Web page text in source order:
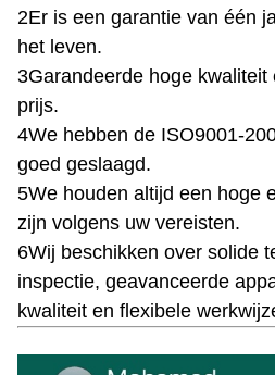
2Er is een garantie van één
het leven.
3Garandeerde hoge kwaliteit
prijs.
4We hebben de ISO9001-
goed geslaagd.
5We houden altijd een hoge
zijn volgens uw vereisten.
6Wij beschikken over solide
inspectie, geavanceerde
kwaliteit en flexibele